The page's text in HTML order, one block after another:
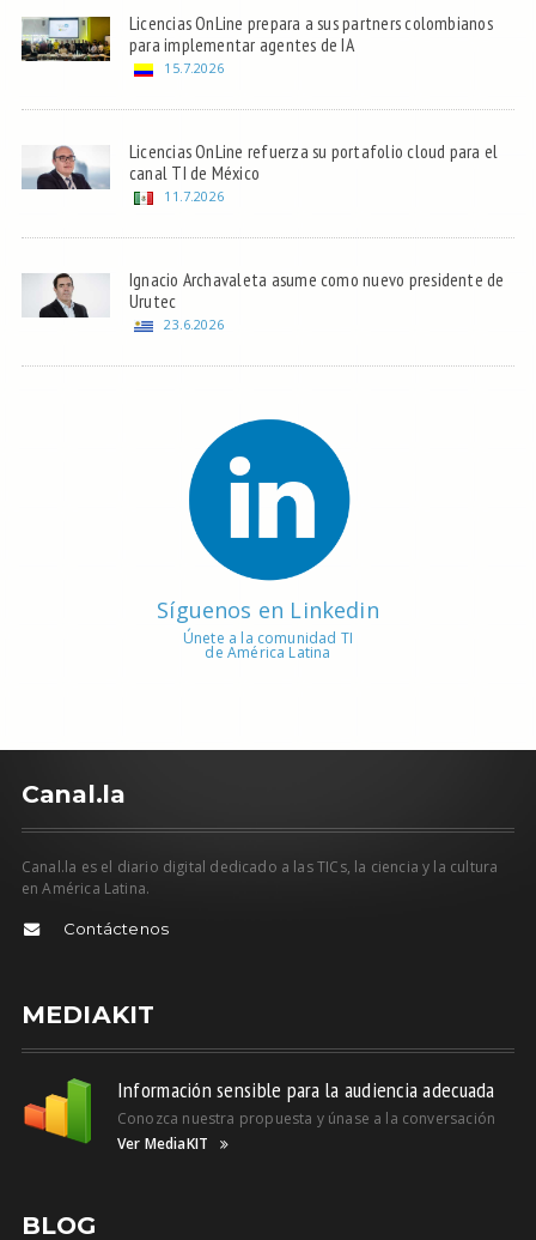
Licencias OnLine prepara a sus partners colombianos
para implementar agentes de IA
15.7.2026
Licencias OnLine refuerza su portafolio cloud para el
canal TI de México
11.7.2026
Ignacio Archavaleta asume como nuevo presidente de
Urutec
23.6.2026
Síguenos en Linkedin
Únete a la comunidad TI
de América Latina
Canal.la
Canal.la es el diario digital dedicado a las TICs, la ciencia y la cultura
en América Latina.
Contáctenos
MEDIAKIT
Información sensible para la audiencia adecuada
Conozca nuestra propuesta y únase a la conversación
Ver MediaKIT
BLOG